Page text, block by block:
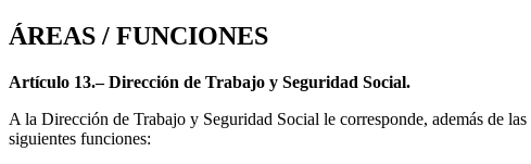
ÁREAS / FUNCIONES
Artículo 13.– Dirección de Trabajo y Seguridad Social.
A la Dirección de Trabajo y Seguridad Social le corresponde, además de
siguientes funciones: